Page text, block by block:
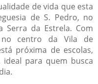
de vida que esta
de S. Pedro, no
Serra da Estrela. Com
no centro da Vila de
próxima de escolas,
para quem busca